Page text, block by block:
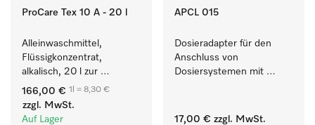
ProCare Tex 10 A - 20 l
Alleinwaschmittel,
Flüssigkonzentrat,
alkalisch, 20 l zur
Reinigung weißer Textilien
und farbechter
Buntwäsche.
166,00 € 1l = 8,30 €
zzgl. MwSt.
Auf Lager
APCL 015
Dosieradapter für den
Anschluss von
Dosiersystemen mit
17,00 € zzgl. MwSt.